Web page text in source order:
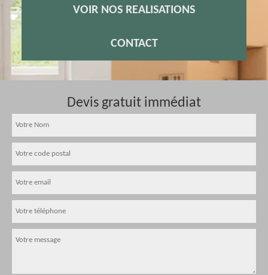
VOIR NOS REALISATIONS
CONTACT
Devis gratuit immédiat